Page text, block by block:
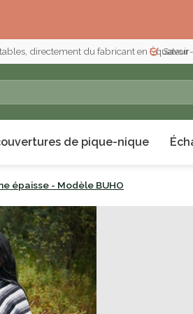
directement du fabricant en Équateur
de pique-nique
épaisse - Modèle BUHO